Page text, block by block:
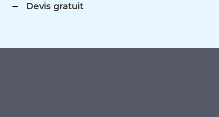
Devis gratuit